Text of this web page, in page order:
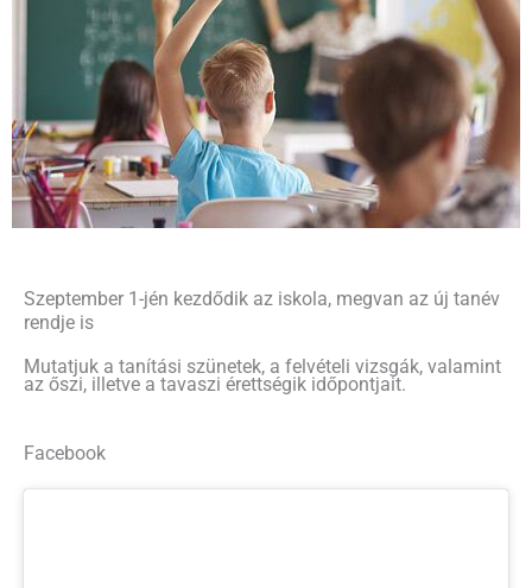
Szeptember 1-jén kezdődik az iskola, megvan az új tanév
rendje is
Mutatjuk a tanítási szünetek, a felvételi vizsgák, valamint
az őszi, illetve a tavaszi érettségik időpontjait.
Facebook